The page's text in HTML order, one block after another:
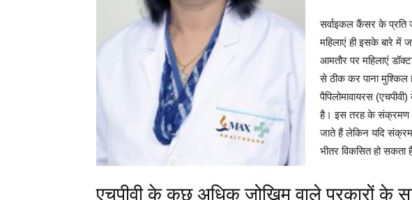
सर्वाइकल कैंसर के
महिलाएं ही इसके बारे में
आमतौर पर महिलाएं
से ठीक कर पाना
पैपिलोमावायरस
है। इस तरह के संक्रमण
जाते हैं लेकिन यदि
भीतर विकसित हो सकता
एचपीवी के कुछ अधिक जोखिम वाले प्रकारों के